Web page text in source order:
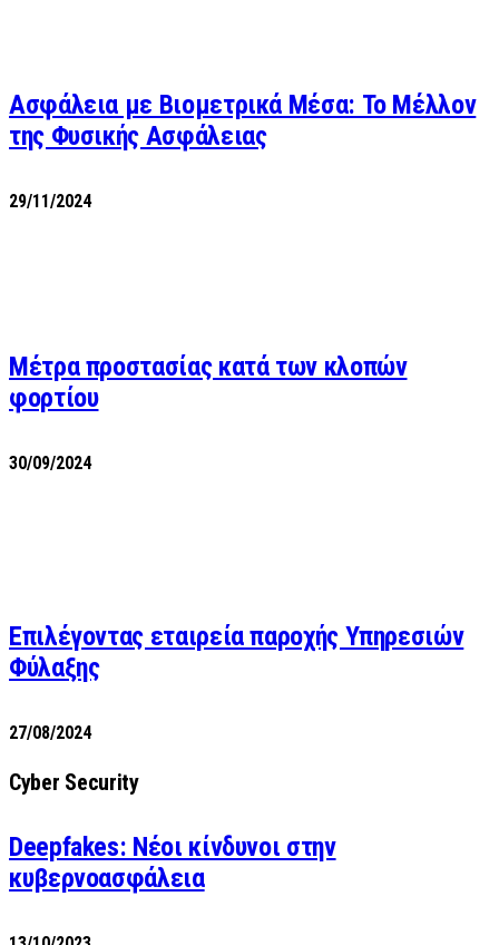
Ασφάλεια με Βιομετρικά Μέσα: Το Μέλλον
της Φυσικής Ασφάλειας
29/11/2024
Μέτρα προστασίας κατά των κλοπών
φορτίου
30/09/2024
Επιλέγοντας εταιρεία παροχής Υπηρεσιών
Φύλαξης
27/08/2024
Cyber Security
Deepfakes: Νέοι κίνδυνοι στην
κυβερνοασφάλεια